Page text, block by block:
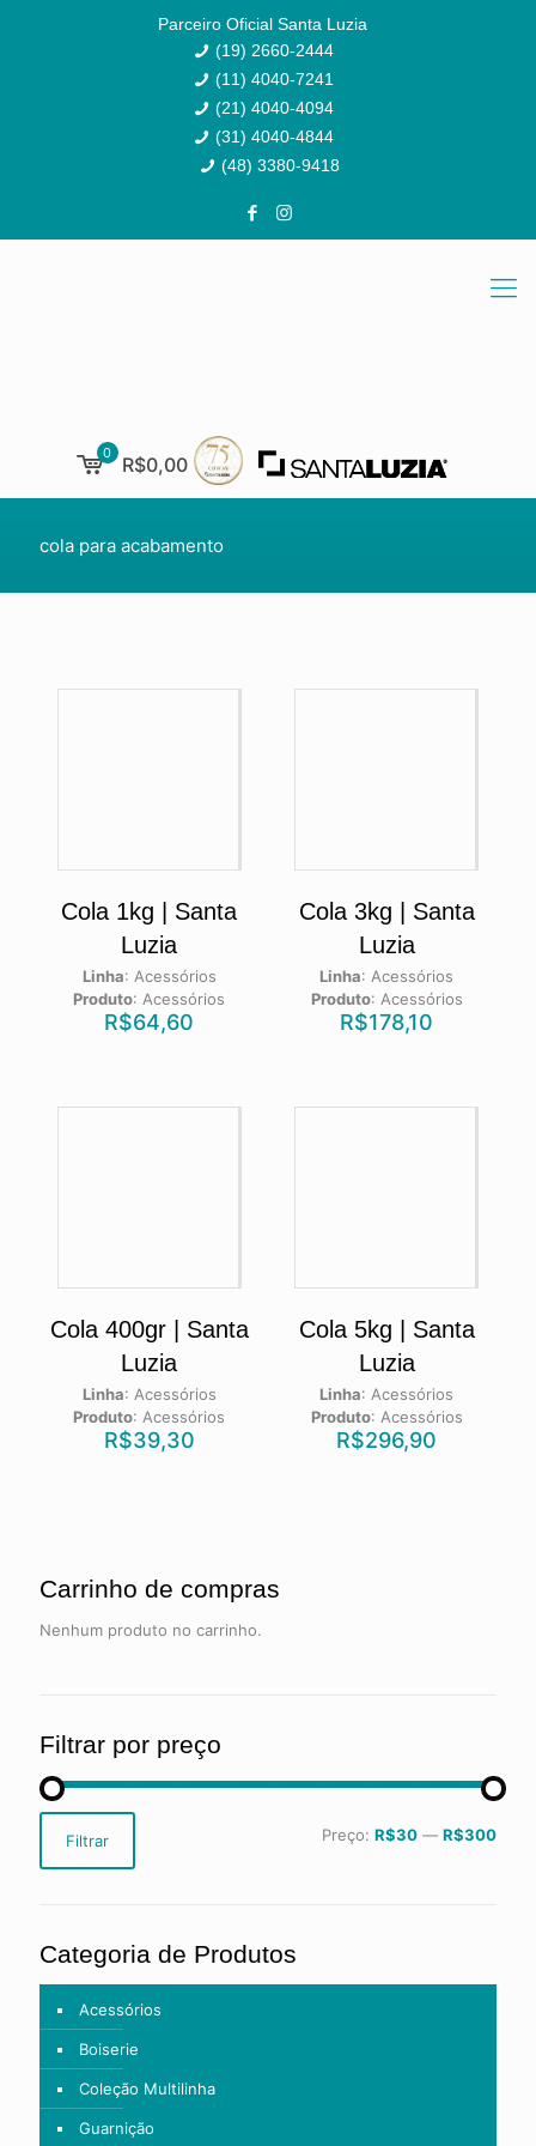
Parceiro Oficial Santa Luzia
(19) 2660-2444
(11) 4040-7241
(21) 4040-4094
(31) 4040-4844
(48) 3380-9418
0 R$0,00
cola para acabamento
Cola 1kg | Santa
Luzia
Linha: Acessórios
Produto: Acessórios
R$64,60
Cola 3kg | Santa
Luzia
Linha: Acessórios
Produto: Acessórios
R$178,10
Cola 400gr | Santa
Luzia
Linha: Acessórios
Produto: Acessórios
R$39,30
Cola 5kg | Santa
Luzia
Linha: Acessórios
Produto: Acessórios
R$296,90
Carrinho de compras
Nenhum produto no carrinho.
Filtrar por preço
Preço
mínimo
Preço
máximo
Filtrar Preço: R$30 — R$300
Categoria de Produtos
Acessórios
Boiserie
Coleção Multilinha
Guarnição